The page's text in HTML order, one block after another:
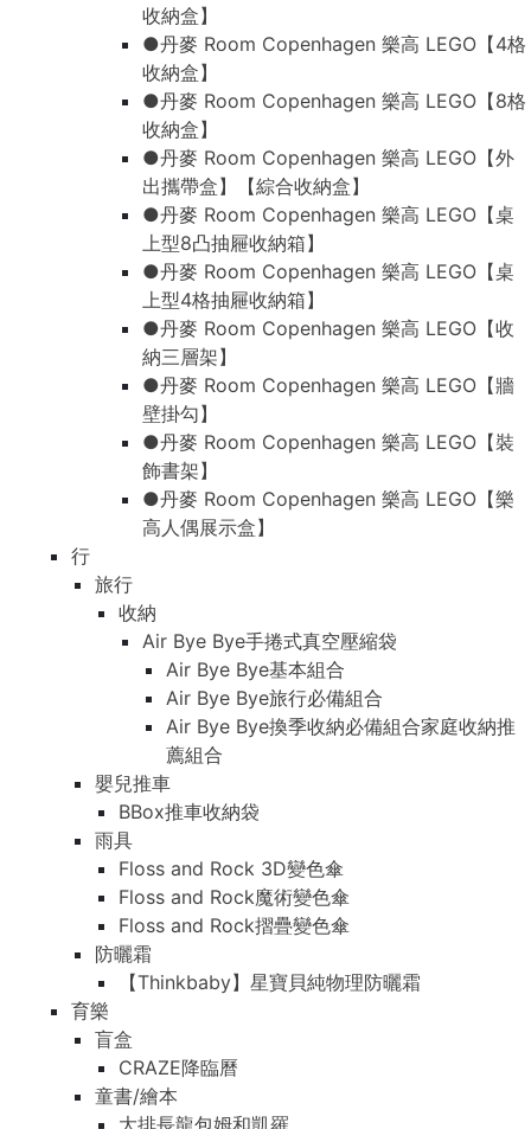
收納盒】
●丹麥 Room Copenhagen 樂高 LEGO【4格
收納盒】
●丹麥 Room Copenhagen 樂高 LEGO【8格
收納盒】
●丹麥 Room Copenhagen 樂高 LEGO【外
出攜帶盒】【綜合收納盒】
●丹麥 Room Copenhagen 樂高 LEGO【桌
上型8凸抽屜收納箱】
●丹麥 Room Copenhagen 樂高 LEGO【桌
上型4格抽屜收納箱】
●丹麥 Room Copenhagen 樂高 LEGO【收
納三層架】
●丹麥 Room Copenhagen 樂高 LEGO【牆
壁掛勾】
●丹麥 Room Copenhagen 樂高 LEGO【裝
飾書架】
●丹麥 Room Copenhagen 樂高 LEGO【樂
高人偶展示盒】
行
旅行
收納
Air Bye Bye手捲式真空壓縮袋
Air Bye Bye基本組合
Air Bye Bye旅行必備組合
Air Bye Bye換季收納必備組合家庭收納推
薦組合
嬰兒推車
BBox推車收納袋
雨具
Floss and Rock 3D變色傘
Floss and Rock魔術變色傘
Floss and Rock摺疊變色傘
防曬霜
【Thinkbaby】星寶貝純物理防曬霜
育樂
盲盒
CRAZE降臨曆
童書/繪本
大排長龍包姆和凱羅